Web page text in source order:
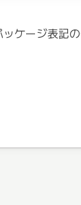
ケージ表記